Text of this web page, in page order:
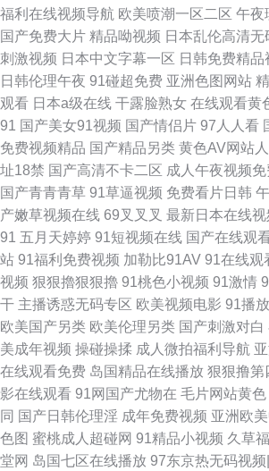
福利在线视频导航 欧美喷潮一区二区 午夜
国产免费大片 精品呦视频 日本乱伦高清无
刺激视频 日本中文字幕一区 日韩免费精品
日韩伦理午夜 91碰超免费 亚洲色图网站
观看 日本a级在线 干露脸熟女 在线观看黄
91 国产美女91视频 国产情侣片 97人人看
免费视频精品 国产精品另类 黄色AV网站人
址18禁 国产高清不卡二区 成人午夜视频
国产青青青草 91草逼视频 免费看片日韩
产嫩草视频在线 69叉叉叉 最新日本在线视
91 五月天婷婷 91短视频在线 国产在线观
站 91福利免费视频 加勒比91AV 91在线观
视频 狠狠擼狠狠擼 91桃色小视频 91激情
干 主播诱惑无码专区 欧美视频电影 91播放
欧美国产另类 欧美伦理另类 国产刺激对白
美成年视频 操碰操揉 成人微拍福利导航
在线观看免费 岛国精品在线播放 狠狠撸第
影在线观看 91网国产尤物在 毛片网站黄色
同 国产日韩伦理淫 成年免费视频 亚洲欧
色图 蜜桃成人超碰网 91精品小视频 久草
堂网 岛国七区在线播放 97东京热无码视